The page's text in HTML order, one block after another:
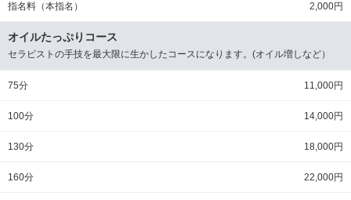
指名料（本指名） 2,000円
オイルたっぷりコース
セラピストの手技を最大限に生かしたコースになります。(オイル増しなど）
75分 11,000円
100分 14,000円
130分 18,000円
160分 22,000円